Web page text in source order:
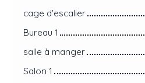
cage d'escalier
Bureau 1
salle à manger
Salon 1